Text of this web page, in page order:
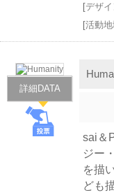
[デザ
[活動
詳細DATA
sai＆
ジー
を描
ども